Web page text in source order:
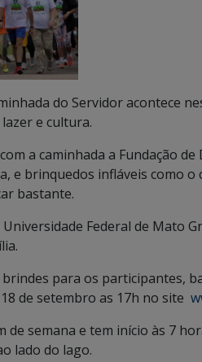
do Servidor acontece
e cultura.
a caminhada a Fundação
e brinquedos infláveis como
bastante.
Federal de Mato
para os participantes,
de setembro as 17h no site
de semana e tem início às 7
lado do lago.